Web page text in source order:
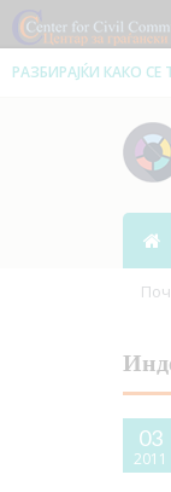
РАЗБИРАЈЌИ КАКО
03
2011